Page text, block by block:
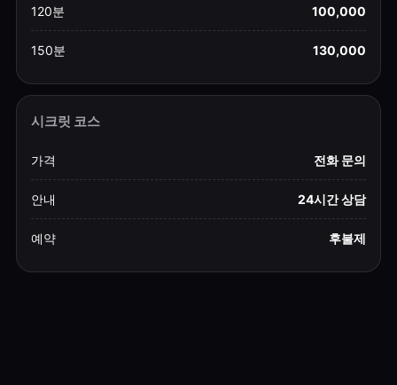
120분 100,000
150분 130,000
시크릿 코스
가격 전화 문의
안내 24시간 상담
예약 후불제